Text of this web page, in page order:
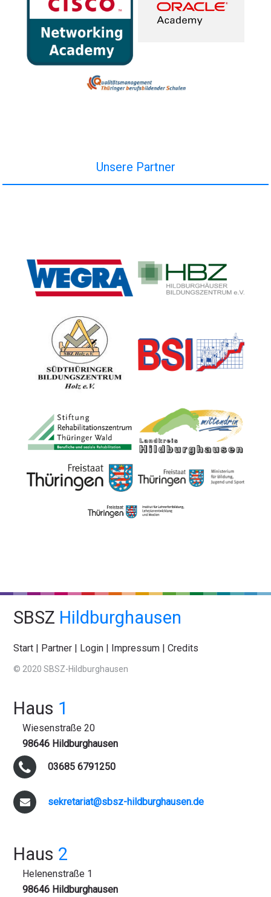
Unsere Partner
SBSZ Hildburghausen
Start | Partner | Login | Impressum |Credits
© 2020 SBSZ-Hildburghausen
Haus 1
Wiesenstraße 20
98646 Hildburghausen
03685 6791250
sekretariat@sbsz-hildburghausen.de
Haus 2
Helenenstraße 1
98646 Hildburghausen